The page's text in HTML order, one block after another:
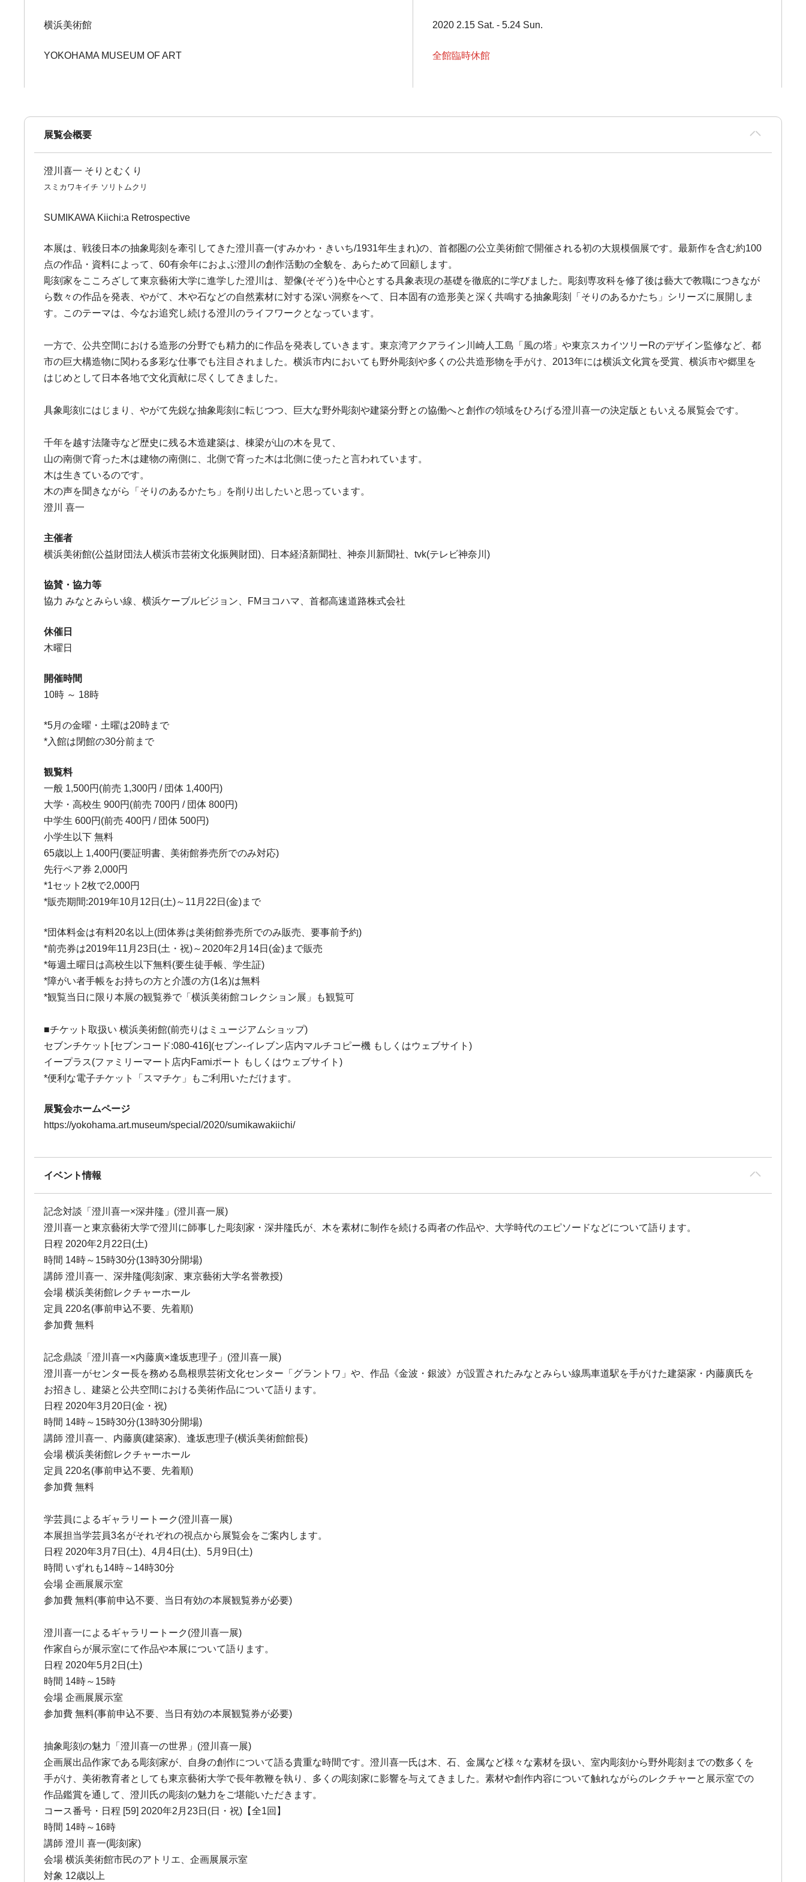
横浜美術館
YOKOHAMA MUSEUM OF ART
2020 2.15 Sat. - 5.24 Sun.
全館臨時休館
展覧会概要
澄川喜一 そりとむくり
スミカワキイチ ソリトムクリ
SUMIKAWA Kiichi:a Retrospective
本展は、戦後日本の抽象彫刻を牽引してきた澄川喜一(すみかわ・きいち/1931年生まれ)の、首都圏の公立美術館で開催される初の大規模個展です。最新作を含む約100
点の作品・資料によって、60有余年におよぶ澄川の創作活動の全貌を、あらためて回顧します。
彫刻家をこころざして東京藝術大学に進学した澄川は、塑像(そぞう)を中心とする具象表現の基礎を徹底的に学びました。彫刻専攻科を修了後は藝大で教職につきなが
ら数々の作品を発表、やがて、木や石などの自然素材に対する深い洞察をへて、日本固有の造形美と深く共鳴する抽象彫刻「そりのあるかたち」シリーズに展開しま
す。このテーマは、今なお追究し続ける澄川のライフワークとなっています。
一方で、公共空間における造形の分野でも精力的に作品を発表していきます。東京湾アクアライン川崎人工島「風の塔」や東京スカイツリーRのデザイン監修など、都
市の巨大構造物に関わる多彩な仕事でも注目されました。横浜市内においても野外彫刻や多くの公共造形物を手がけ、2013年には横浜文化賞を受賞、横浜市や郷里を
はじめとして日本各地で文化貢献に尽くしてきました。
具象彫刻にはじまり、やがて先鋭な抽象彫刻に転じつつ、巨大な野外彫刻や建築分野との協働へと創作の領域をひろげる澄川喜一の決定版ともいえる展覧会です。
千年を越す法隆寺など歴史に残る木造建築は、棟梁が山の木を見て、
山の南側で育った木は建物の南側に、北側で育った木は北側に使ったと言われています。
木は生きているのです。
木の声を聞きながら「そりのあるかたち」を削り出したいと思っています。
澄川 喜一
主催者
横浜美術館(公益財団法人横浜市芸術文化振興財団)、日本経済新聞社、神奈川新聞社、tvk(テレビ神奈川)
協賛・協力等
協力 みなとみらい線、横浜ケーブルビジョン、FMヨコハマ、首都高速道路株式会社
休催日
木曜日
開催時間
10時 ～ 18時
*5月の金曜・土曜は20時まで
*入館は閉館の30分前まで
観覧料
一般 1,500円(前売 1,300円 / 団体 1,400円)
大学・高校生 900円(前売 700円 / 団体 800円)
中学生 600円(前売 400円 / 団体 500円)
小学生以下 無料
65歳以上 1,400円(要証明書、美術館券売所でのみ対応)
先行ペア券 2,000円
*1セット2枚で2,000円
*販売期間:2019年10月12日(土)～11月22日(金)まで
*団体料金は有料20名以上(団体券は美術館券売所でのみ販売、要事前予約)
*前売券は2019年11月23日(土・祝)～2020年2月14日(金)まで販売
*毎週土曜日は高校生以下無料(要生徒手帳、学生証)
*障がい者手帳をお持ちの方と介護の方(1名)は無料
*観覧当日に限り本展の観覧券で「横浜美術館コレクション展」も観覧可
■チケット取扱い 横浜美術館(前売りはミュージアムショップ)
セブンチケット[セブンコード:080-416](セブン-イレブン店内マルチコピー機 もしくはウェブサイト)
イープラス(ファミリーマート店内Famiポート もしくはウェブサイト)
*便利な電子チケット「スマチケ」もご利用いただけます。
展覧会ホームページ
https://yokohama.art.museum/special/2020/sumikawakiichi/
イベント情報
記念対談「澄川喜一×深井隆」(澄川喜一展)
澄川喜一と東京藝術大学で澄川に師事した彫刻家・深井隆氏が、木を素材に制作を続ける両者の作品や、大学時代のエピソードなどについて語ります。
日程 2020年2月22日(土)
時間 14時～15時30分(13時30分開場)
講師 澄川喜一、深井隆(彫刻家、東京藝術大学名誉教授)
会場 横浜美術館レクチャーホール
定員 220名(事前申込不要、先着順)
参加費 無料
記念鼎談「澄川喜一×内藤廣×逢坂恵理子」(澄川喜一展)
澄川喜一がセンター長を務める島根県芸術文化センター「グラントワ」や、作品《金波・銀波》が設置されたみなとみらい線馬車道駅を手がけた建築家・内藤廣氏を
お招きし、建築と公共空間における美術作品について語ります。
日程 2020年3月20日(金・祝)
時間 14時～15時30分(13時30分開場)
講師 澄川喜一、内藤廣(建築家)、逢坂恵理子(横浜美術館館長)
会場 横浜美術館レクチャーホール
定員 220名(事前申込不要、先着順)
参加費 無料
学芸員によるギャラリートーク(澄川喜一展)
本展担当学芸員3名がそれぞれの視点から展覧会をご案内します。
日程 2020年3月7日(土)、4月4日(土)、5月9日(土)
時間 いずれも14時～14時30分
会場 企画展展示室
参加費 無料(事前申込不要、当日有効の本展観覧券が必要)
澄川喜一によるギャラリートーク(澄川喜一展)
作家自らが展示室にて作品や本展について語ります。
日程 2020年5月2日(土)
時間 14時～15時
会場 企画展展示室
参加費 無料(事前申込不要、当日有効の本展観覧券が必要)
抽象彫刻の魅力「澄川喜一の世界」(澄川喜一展)
企画展出品作家である彫刻家が、自身の創作について語る貴重な時間です。澄川喜一氏は木、石、金属など様々な素材を扱い、室内彫刻から野外彫刻までの数多くを
手がけ、美術教育者としても東京藝術大学で長年教鞭を執り、多くの彫刻家に影響を与えてきました。素材や創作内容について触れながらのレクチャーと展示室での
作品鑑賞を通して、澄川氏の彫刻の魅力をご堪能いただきます。
コース番号・日程 [59] 2020年2月23日(日・祝)【全1回】
時間 14時～16時
講師 澄川 喜一(彫刻家)
会場 横浜美術館市民のアトリエ、企画展展示室
対象 12歳以上